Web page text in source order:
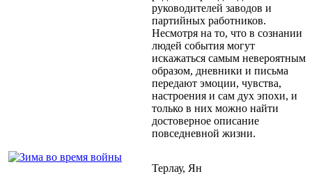
руководителей заводов и
партийных работников.
Несмотря на то, что в сознании
людей события могут
искажаться самым невероятным
образом, дневники и письма
передают эмоции, чувства,
настроения и сам дух эпохи, и
только в них можно найти
достоверное описание
повседневной жизни.
Терлау, Ян